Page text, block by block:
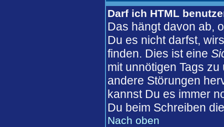
Darf ich HTML
Das hängt davon ab,
Du es nicht darfst,
finden. Dies ist eine
mit unnötigen Tags
andere Störungen
kannst Du es immer
Du beim Schreiben
Nach oben